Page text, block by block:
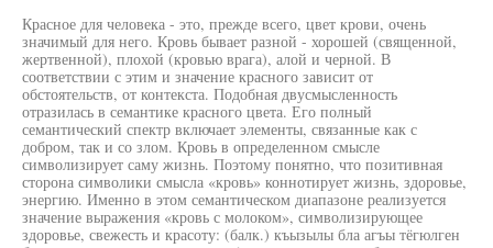
Красное для человека - это, прежде всего, цвет крови, очень
значимый для него. Кровь бывает разной - хорошей (священной,
жертвенной), плохой (кровью врага), алой и черной. В
соответствии с этим и значение красного зависит от
обстоятельств, от контекста. Подобная двусмысленность
отразилась в семантике красного цвета. Его полный
семантический спектр включает элементы, связанные как с
добром, так и со злом. Кровь в определенном смысле
символизирует саму жизнь. Поэтому понятно, что позитивная
сторона символики смысла «кровь» коннотирует жизнь, здоровье,
энергию. Именно в этом семантическом диапазоне реализуется
значение выражения «кровь с молоком», символизирующее
здоровье, свежесть и красоту: (балк.) къызылы бла агъы тёгюлген